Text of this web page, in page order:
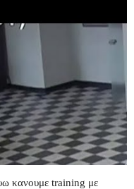
κανουμε training με